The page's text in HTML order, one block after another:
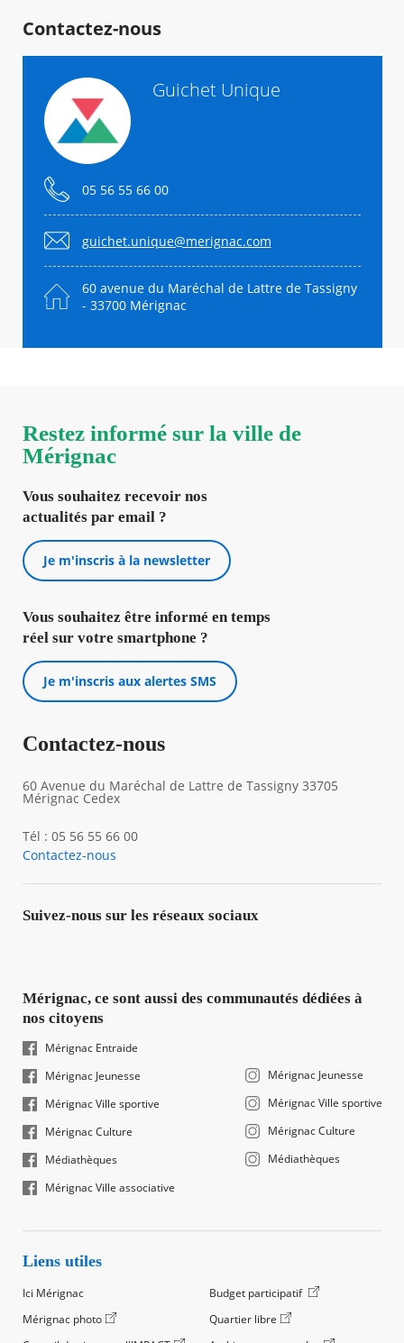
Contactez-nous
Guichet Unique
05 56 55 66 00
guichet.unique@merignac.com
60 avenue du Maréchal de Lattre de Tassigny
- 33700 Mérignac
Restez informé sur la ville de
Mérignac
Vous souhaitez recevoir nos
actualités par email ?
Je m'inscris à la newsletter
Vous souhaitez être informé en temps
réel sur votre smartphone ?
Je m'inscris aux alertes SMS
Contactez-nous
60 Avenue du Maréchal de Lattre de Tassigny 33705
Mérignac Cedex
Tél : 05 56 55 66 00
Contactez-nous
Suivez-nous sur les réseaux sociaux
Mérignac, ce sont aussi des communautés dédiées à
nos citoyens
Mérignac Entraide
Mérignac Jeunesse
Mérignac Ville sportive
Mérignac Culture
Médiathèques
Mérignac Ville associative
Mérignac Jeunesse
Mérignac Ville sportive
Mérignac Culture
Médiathèques
Liens utiles
Ici Mérignac
Budget participatif
Mérignac photo
Quartier libre